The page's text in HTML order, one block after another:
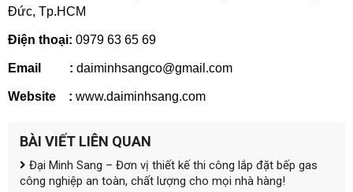
Đức, Tp.HCM
Điện thoại: 0979 63 65 69
Email : daiminhsangco@gmail.com
Website : www.daiminhsang.com
BÀI VIẾT LIÊN QUAN
Đại Minh Sang – Đơn vị thiết kế thi công lắp đặt bếp gas
công nghiệp an toàn, chất lượng cho mọi nhà hàng!